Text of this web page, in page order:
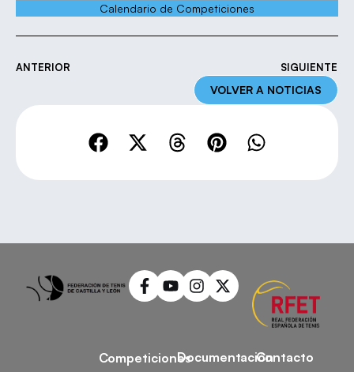
Calendario de Competiciones
ANTERIOR SIGUIENTE
VOLVER A NOTICIAS
CompeticionesDocumentaciónContacto